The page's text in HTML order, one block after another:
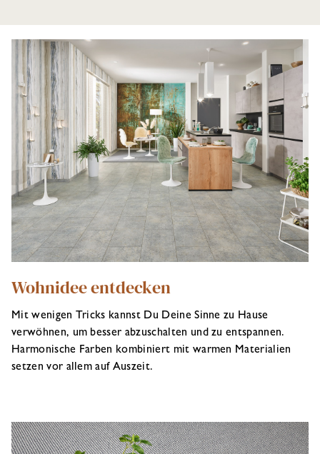
Wohnidee entdecken
Mit wenigen Tricks kannst Du Deine Sinne zu Hause
verwöhnen, um besser abzuschalten und zu entspannen.
Harmonische Farben kombiniert mit warmen Materialien
setzen vor allem auf Auszeit.